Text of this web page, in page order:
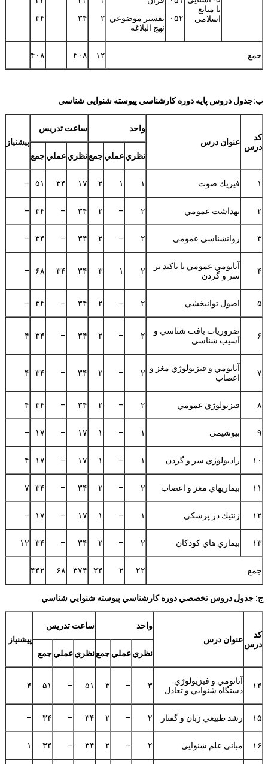
با منابع
اسلامي
۰۵۲
تفسير موضوعي
نهج البلاغه
۲
۳۴
۳۴
جمع ۱۲ ۴۰۸ ۴۰۸
ب:جدول دروس پايه دوره كارشناسي پيوسته شنوايي شناسي
كد
درس عنوان درس
واحد
ساعت تدريس
پيشنياز
نظريعمليجمعنظريعمليجمع
۱ فيزيك صوت ۱ ۱ ۲ ۱۷ ۳۴ ۵۱ –
۲ بهداشت عمومي ۲ – ۲ ۳۴ – ۳۴ –
۳ روانشناسي عمومي ۲ – ۲ ۳۴ – ۳۴ –
۴
آناتومي عمومي با تاكيد بر
سر و گردن
۲ ۱ ۳ ۳۴ ۳۴ ۶۸ –
۵ اصول توانبخشي ۲ – ۲ ۳۴ – ۳۴ –
۶
ضروريات بافت شناسي و
آسيب شناسي
۲ – ۲ ۳۴ – ۳۴ ۴
۷
آناتومي و فيزيولوژي مغز و
اعصاب
۲ – ۲ ۳۴ – ۳۴ ۴
۸ فيزيولوژي عمومي ۲ – ۲ ۳۴ – ۳۴ ۴
۹ بيوشيمي ۱ – ۱ ۱۷ – ۱۷ –
۱۰ راديولوژي سر و گردن ۱ – ۱ ۱۷ – ۱۷ ۴
۱۱ بيماريهاي مغز و اعصاب ۲ – ۲ ۳۴ – ۳۴ ۷
۱۲ ژنتيك در پزشكي ۱ – ۱ ۱۷ – ۱۷ –
۱۳ بيماري هاي كودكان ۲ – ۲ ۳۴ – ۳۴ ۱۲
جمع ۲۲ ۲ ۲۴ ۳۷۴ ۶۸ ۴۴۲
ج: جدول دروس تخصصي دوره كارشناسي پيوسته شنوايي شناسي
كد
درسعنوان درس
واحد
ساعت تدريس
پيشنياز
نظريعمليجمعنظريعمليجمع
۱۴
آناتومي و فيزيولوژي
دستگاه شنوايي و تعادل
۳ – ۳ ۵۱ – ۵۱ ۴
۱۵ رشد طبيعي زبان و گفتار ۲ – ۲ ۳۴ – ۳۴ –
۱۶ مباني علم شنوايي ۲ – ۲ ۳۴ – ۳۴ ۱